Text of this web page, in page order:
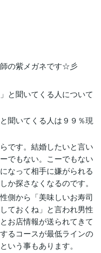
の紫メガネです☆彡
聞いてくる人について
聞いてくる人は９９％現
です。結婚したいと言い
でもない。こーでもない
なって相手に嫌がられる
か探さなくなるのです。
側から「美味しいお寿司
ておくね」と言われ男性
お店情報が送られてきて
るコースが最低ラインの
いう事もあります。